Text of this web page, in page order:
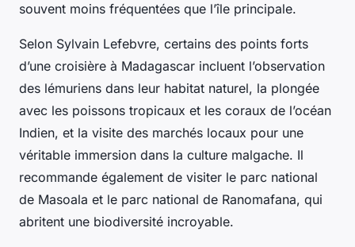
souvent moins fréquentées que l’île principale.
Selon Sylvain Lefebvre, certains des points forts
d’une croisière à Madagascar incluent l’observation
des lémuriens dans leur habitat naturel, la plongée
avec les poissons tropicaux et les coraux de l’océan
Indien, et la visite des marchés locaux pour une
véritable immersion dans la culture malgache. Il
recommande également de visiter le parc national
de Masoala et le parc national de Ranomafana, qui
abritent une biodiversité incroyable.